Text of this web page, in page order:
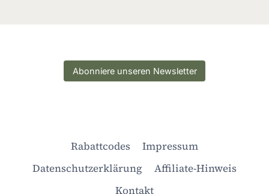
Abonniere unseren Newsletter
Rabattcodes
Impressum
Datenschutzerklärung
Affiliate-Hinweis
Kontakt